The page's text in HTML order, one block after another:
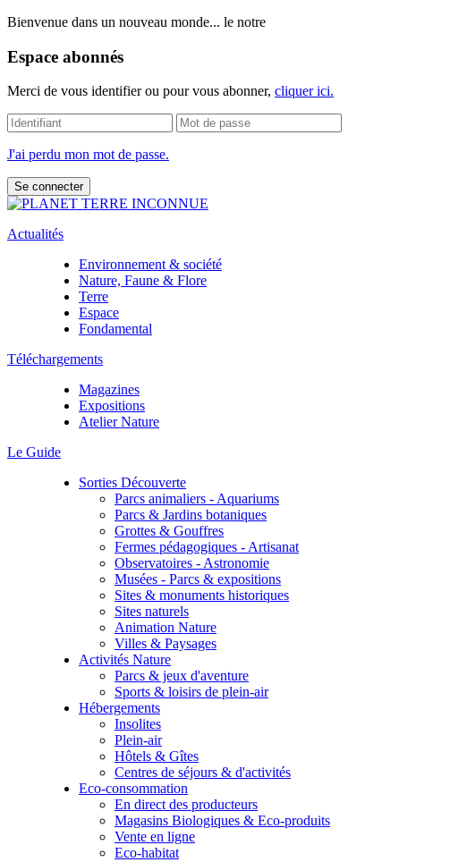
Bienvenue dans un nouveau monde... le notre
Espace abonnés
Merci de vous identifier ou pour vous abonner, cliquer ici.
J'ai perdu mon mot de passe.
Actualités
Environnement & société
Nature, Faune & Flore
Terre
Espace
Fondamental
Téléchargements
Magazines
Expositions
Atelier Nature
Le Guide
Sorties Découverte
Parcs animaliers - Aquariums
Parcs & Jardins botaniques
Grottes & Gouffres
Fermes pédagogiques - Artisanat
Observatoires - Astronomie
Musées - Parcs & expositions
Sites & monuments historiques
Sites naturels
Animation Nature
Villes & Paysages
Activités Nature
Parcs & jeux d'aventure
Sports & loisirs de plein-air
Hébergements
Insolites
Plein-air
Hôtels & Gîtes
Centres de séjours & d'activités
Eco-consommation
En direct des producteurs
Magasins Biologiques & Eco-produits
Vente en ligne
Eco-habitat